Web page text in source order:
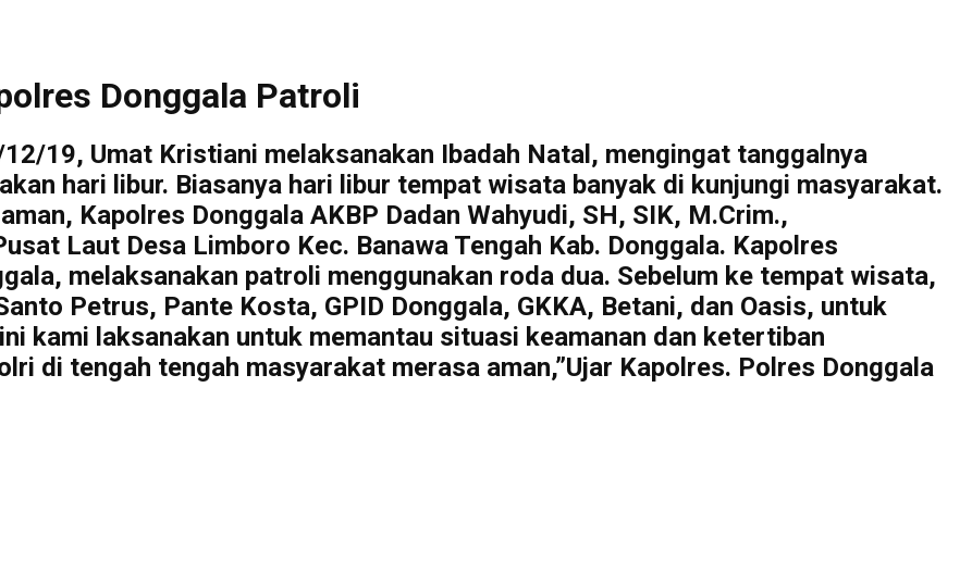
Donggala Patroli
19, Umat Kristiani melaksanakan Ibadah Natal, mengingat tanggalnya
hari libur. Biasanya hari libur tempat wisata banyak di kunjungi masyarakat.
Kapolres Donggala AKBP Dadan Wahyudi, SH, SIK, M.Crim.,
Laut Desa Limboro Kec. Banawa Tengah Kab. Donggala. Kapolres
melaksanakan patroli menggunakan roda dua. Sebelum ke tempat wisata,
Petrus, Pante Kosta, GPID Donggala, GKKA, Betani, dan Oasis, untuk
kami laksanakan untuk memantau situasi keamanan dan ketertiban
di tengah tengah masyarakat merasa aman,”Ujar Kapolres. Polres Donggala